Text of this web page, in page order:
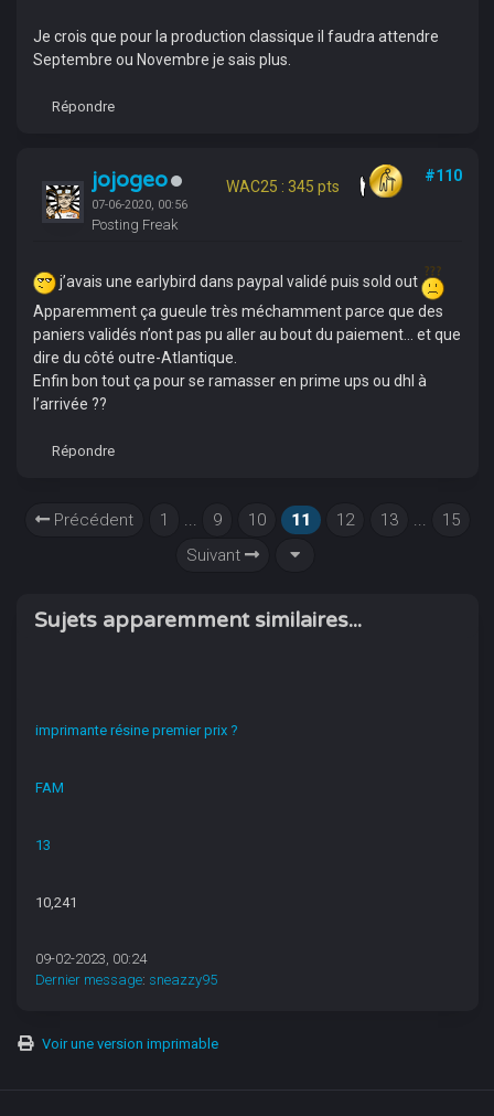
Je crois que pour la production classique il faudra attendre
Septembre ou Novembre je sais plus.
Répondre
jojogeo
07-06-2020, 00:56
Posting Freak
WAC25 : 345 pts
#110
j’avais une earlybird dans paypal validé puis sold out
Apparemment ça gueule très méchamment parce que des
paniers validés n’ont pas pu aller au bout du paiement... et que
dire du côté outre-Atlantique.
Enfin bon tout ça pour se ramasser en prime ups ou dhl à
l’arrivée ??
Répondre
Précédent 1 ... 9 10 11 12 13 ...
15
Suivant
Sujets apparemment similaires...
imprimante résine premier prix ?
FAM
13
10,241
09-02-2023, 00:24
Dernier message: sneazzy95
Voir une version imprimable